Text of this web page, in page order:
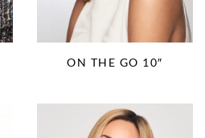
ON THE GO 10″